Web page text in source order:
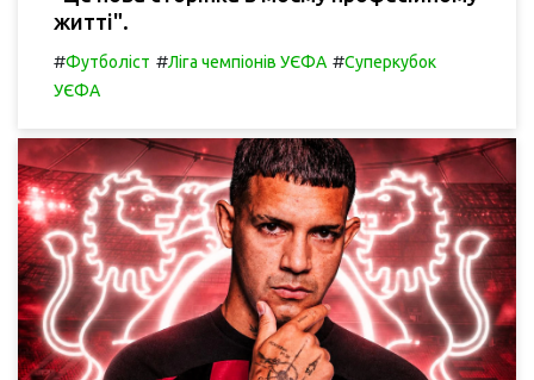
житті".
#Футболіст #Ліга чемпіонів УЄФА #Суперкубок
УЄФА